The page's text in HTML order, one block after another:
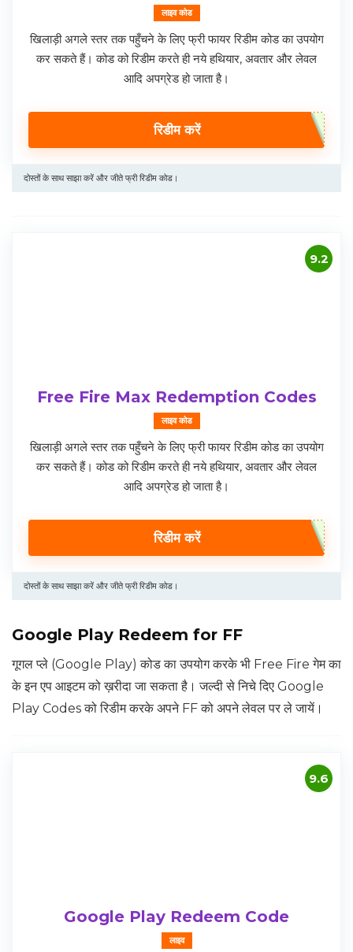
लाइव कोड
खिलाड़ी अगले स्तर तक पहुँचने के लिए फ्री फायर रिडीम कोड का उपयोग
कर सकते हैं। कोड को रिडीम करते ही नये हथियार, अवतार और लेवल
आदि अपग्रेड हो जाता है।
रिडीम करें
दोस्तों के साथ साझा करें और जीते फ्री रिडीम कोड।
9.2
Free Fire Max Redemption Codes
लाइव कोड
खिलाड़ी अगले स्तर तक पहुँचने के लिए फ्री फायर रिडीम कोड का उपयोग
कर सकते हैं। कोड को रिडीम करते ही नये हथियार, अवतार और लेवल
आदि अपग्रेड हो जाता है।
रिडीम करें
दोस्तों के साथ साझा करें और जीते फ्री रिडीम कोड।
Google Play Redeem for FF
गूगल प्ले (Google Play) कोड का उपयोग करके भी Free Fire गेम का
के इन एप आइटम को ख़रीदा जा सकता है। जल्दी से निचे दिए Google
Play Codes को रिडीम करके अपने FF को अपने लेवल पर ले जायें।
9.6
Google Play Redeem Code
लाइव